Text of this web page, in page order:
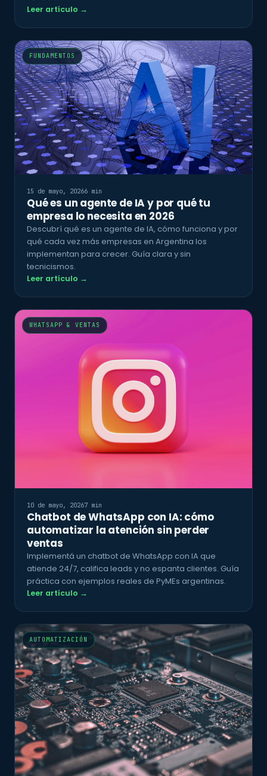
Leer artículo →
FUNDAMENTOS
15 de mayo, 20266 min
Qué es un agente de IA y por qué tu
empresa lo necesita en 2026
Descubrí qué es un agente de IA, cómo funciona y por
qué cada vez más empresas en Argentina los
implementan para crecer. Guía clara y sin
tecnicismos.
Leer artículo →
WHATSAPP & VENTAS
10 de mayo, 20267 min
Chatbot de WhatsApp con IA: cómo
automatizar la atención sin perder
ventas
Implementá un chatbot de WhatsApp con IA que
atiende 24/7, califica leads y no espanta clientes. Guía
práctica con ejemplos reales de PyMEs argentinas.
Leer artículo →
AUTOMATIZACIÓN